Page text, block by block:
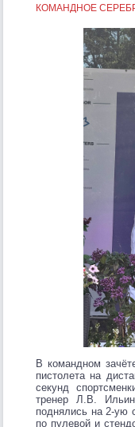
КОМАНДНОЕ
В командном
пистолета на
секунд
тренер Л.В.
поднялись на 2-ую
по пулевой и